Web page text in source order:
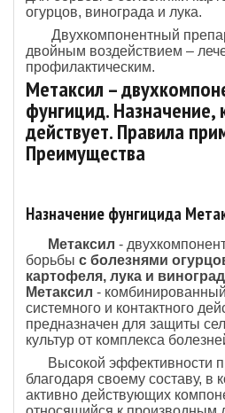
огурцов, винограда и лука.
Двухкомпонентный
двойным воздействием –
профилактическим.
Метаксил –
фунгицид. Назначение,
действует. Правила
Преимущества
Назначение фунгицида
Метаксил -
борьбы с болезнями
картофеля, лука и
Метаксил -
системного и контактного
предназначен для защиты
культур от комплекса
Высокой эффективности
благодаря своему составу, в
активно действующих